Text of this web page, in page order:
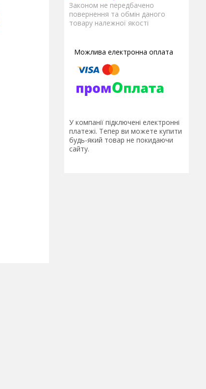
Законом не передбачено
повернення та обмін даного
товару належної якості
У компанії підключені електронні
платежі. Тепер ви можете купити
будь-який товар не покидаючи
сайту.